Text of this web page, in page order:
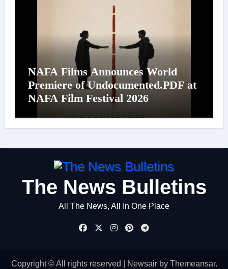
NAFA Films Announces World
Premiere of Undocumented.PDF at
NAFA Film Festival 2026
The News Bulletins
All The News, All In One Place
Copyright © All rights reserved Newsairby Themeansar.